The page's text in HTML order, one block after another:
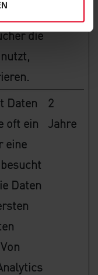
wie
die
Daten
oft ein
eine
Daten
2
Jahre